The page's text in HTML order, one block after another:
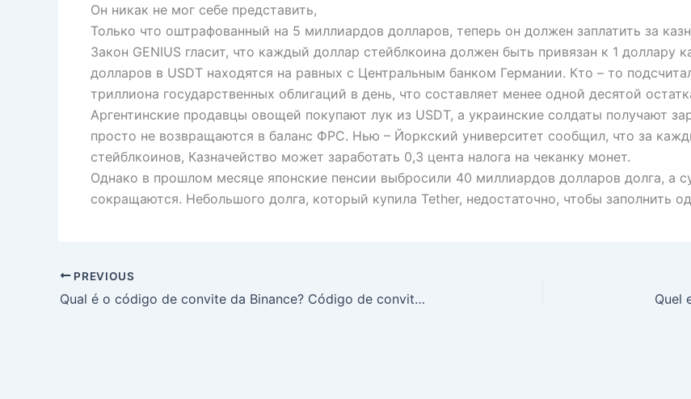
Он никак не мог себе представить,
Только что оштрафованный на 5 миллиардов долларов, теперь он должен заплатить за
Закон GENIUS гласит, что каждый доллар стейблкоина должен быть привязан к 1 доллару
долларов в USDT находятся на равных с Центральным банком Германии. Кто – то
триллиона государственных облигаций в день, что составляет менее одной десятой
Аргентинские продавцы овощей покупают лук из USDT, а украинские солдаты получают
просто не возвращаются в баланс ФРС. Нью – Йоркский университет сообщил, что за
стейблкоинов, Казначейство может заработать 0,3 цента налога на чеканку монет.
Однако в прошлом месяце японские пенсии выбросили 40 миллиардов долларов долга, а
сокращаются. Небольшого долга, который купила Tether, недостаточно, чтобы заполнить
PREVIOUS
Qual é o código de convite da Binance? Código de convite da Binance: E2222